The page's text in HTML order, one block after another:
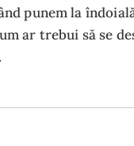
punem la
ar trebui să se